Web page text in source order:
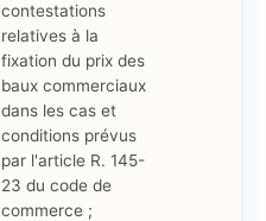
contestations
relatives à la
fixation du prix des
baux commerciaux
dans les cas et
conditions prévus
par l'article R. 145-
23 du code de
commerce ;